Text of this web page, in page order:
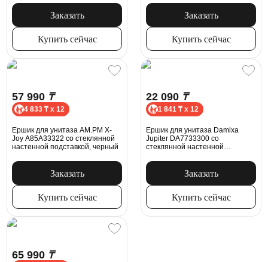
Заказать
Купить сейчас
Заказать
Купить сейчас
57 990 ₸
4 833 ₸ x 12
Ершик для унитаза AM.PM X-
Joy A85A33322 со стеклянной
настенной подставкой, черный
Заказать
Купить сейчас
22 090 ₸
1 841 ₸ x 12
Ершик для унитаза Damixa
Jupiter DA7733300 со
стеклянной настенной
Заказать
Купить сейчас
65 990 ₸